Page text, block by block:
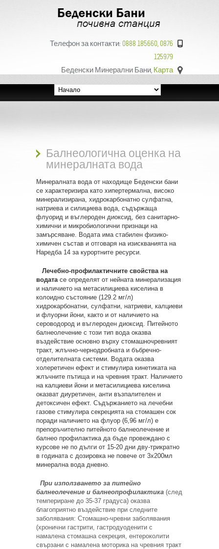
Телефон за контакти: 0888 185660, 0876
125979
Беденски Минерални Бани, Карта
Балнеологична оценка на
минералната вода
Минералната вода от находище Беденски бани
се характеризира като хипертермална, високо
минерализирана, хидрокарбонатно сулфатна,
натриева и силициева вода, съдържаща
флуорид и въглероден диоксид, без санитарно-
химични и микробиологични признаци на
замърсяване. Водата има стабилен физико-
химичен състав и отговаря на изискванията на
Наредба 14 за курортните ресурси.
Лечебно-профилактичните свойства на
водатасе определят от нейната минерализация
и наличието на метасилициева киселина в
колоидно състояние (129.2 мг/л)
хидрокарбонатни, сулфатни, натриеви, калциеви
и флуорни йони, както и от наличието на
сероводород и въглероден диоксид. Питейното
балнеолечение с този тип вода оказва
въздействие основно върху стомашночревният
тракт, жлъчно-чернодробната и бъбречно-
отделителната системи. Водата оказва
холеретичен ефект и стимулира кинетиката на
жлъчните пътища и на чревния тракт. Наличието
на калциеви йони и метасилициева киселина
оказват диуретичен, анти възпалителен и
детоксичен ефект. Съдържанието на лечебни
газове стимулира секрецията на стомашен сок
поради наличието на флуор (6,96 мг/л) е
препоръчително питейното балнеолечение и
балнео профилактика да бъде провеждано с
курсове не по дълги от 15-20 дни дву-трикратно
в годината с дозировка не повече от 3х200мл
минерална вода дневно.
При използването за питейно
балнеолечение и балнеопрофилактика (след
темпериране до 35-37 градуса) оказва
благоприятно въздействие при следните
заболявания: Стомашно-чревни заболявания
(хронични гастрити, гастродуоденити с
намалена стомашна секреция, ентероколити
свързани с намалена моторика на чревния тракт